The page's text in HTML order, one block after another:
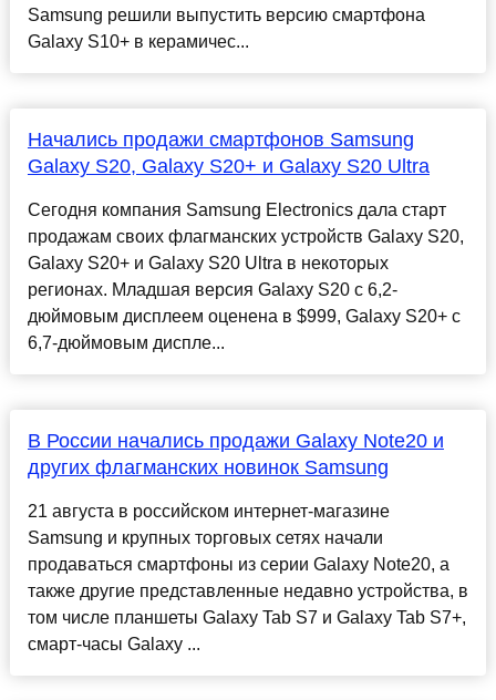
Samsung решили выпустить версию смартфона
Galaxy S10+ в керамичес...
Начались продажи смартфонов Samsung
Galaxy S20, Galaxy S20+ и Galaxy S20 Ultra
Сегодня компания Samsung Electronics дала старт
продажам своих флагманских устройств Galaxy S20,
Galaxy S20+ и Galaxy S20 Ultra в некоторых
регионах. Младшая версия Galaxy S20 с 6,2-
дюймовым дисплеем оценена в $999, Galaxy S20+ с
6,7-дюймовым диспле...
В России начались продажи Galaxy Note20 и
других флагманских новинок Samsung
21 августа в российском интернет-магазине
Samsung и крупных торговых сетях начали
продаваться смартфоны из серии Galaxy Note20, а
также другие представленные недавно устройства, в
том числе планшеты Galaxy Tab S7 и Galaxy Tab S7+,
смарт-часы Galaxy ...